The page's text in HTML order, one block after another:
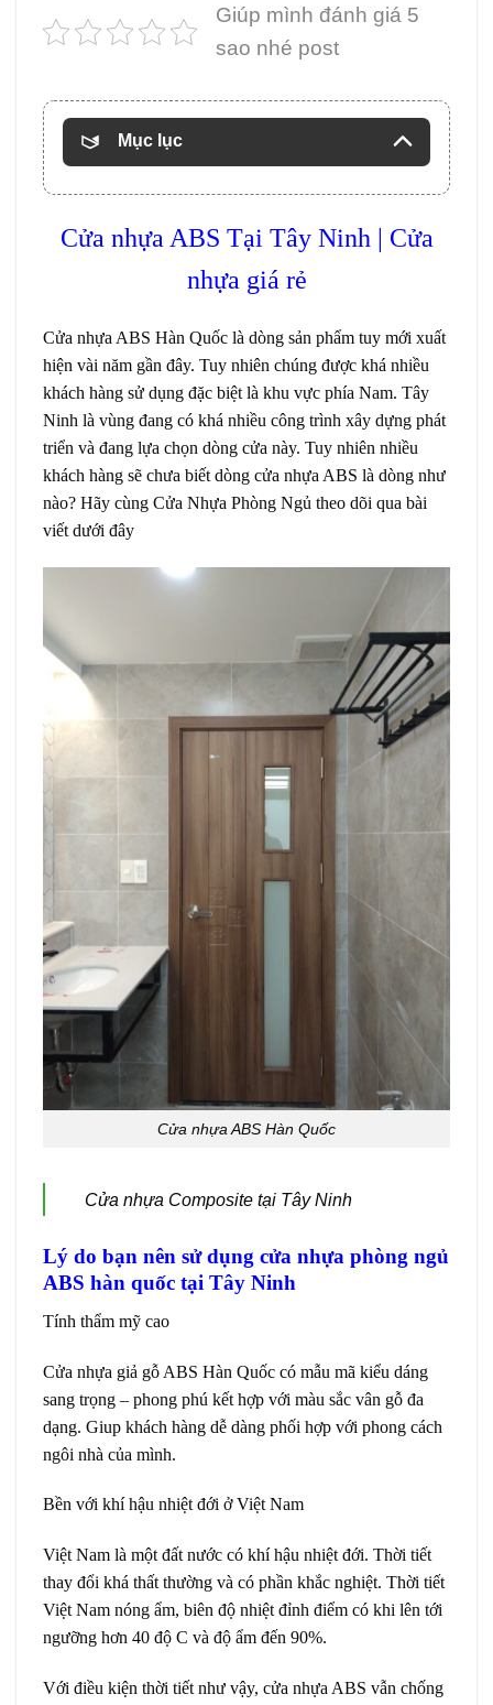
Giúp mình đánh giá 5
sao nhé post
Mục lục
Cửa nhựa ABS Tại Tây Ninh | Cửa
nhựa giá rẻ
Cửa nhựa ABS Hàn Quốc là dòng sản phẩm tuy mới xuất
hiện vài năm gần đây. Tuy nhiên chúng được khá nhiều
khách hàng sử dụng đặc biệt là khu vực phía Nam. Tây
Ninh là vùng đang có khá nhiều công trình xây dựng phát
triển và đang lựa chọn dòng cửa này. Tuy nhiên nhiều
khách hàng sẽ chưa biết dòng cửa nhựa ABS là dòng như
nào? Hãy cùng Cửa Nhựa Phòng Ngủ theo dõi qua bài
viết dưới đây
Cửa nhựa ABS Hàn Quốc
Cửa nhựa Composite tại Tây Ninh
Lý do bạn nên sử dụng cửa nhựa phòng ngủ
ABS hàn quốc tại Tây Ninh
Tính thẩm mỹ cao
Cửa nhựa giả gỗ ABS Hàn Quốc có mẫu mã kiểu dáng
sang trọng – phong phú kết hợp với màu sắc vân gỗ đa
dạng. Giup khách hàng dễ dàng phối hợp với phong cách
ngôi nhà của mình.
Bền với khí hậu nhiệt đới ở Việt Nam
Việt Nam là một đất nước có khí hậu nhiệt đới. Thời tiết
thay đổi khá thất thường và có phần khắc nghiệt. Thời tiết
Việt Nam nóng ẩm, biên độ nhiệt đỉnh điểm có khi lên tới
ngưỡng hơn 40 độ C và độ ẩm đến 90%.
Với điều kiện thời tiết như vậy, cửa nhựa ABS vẫn chống